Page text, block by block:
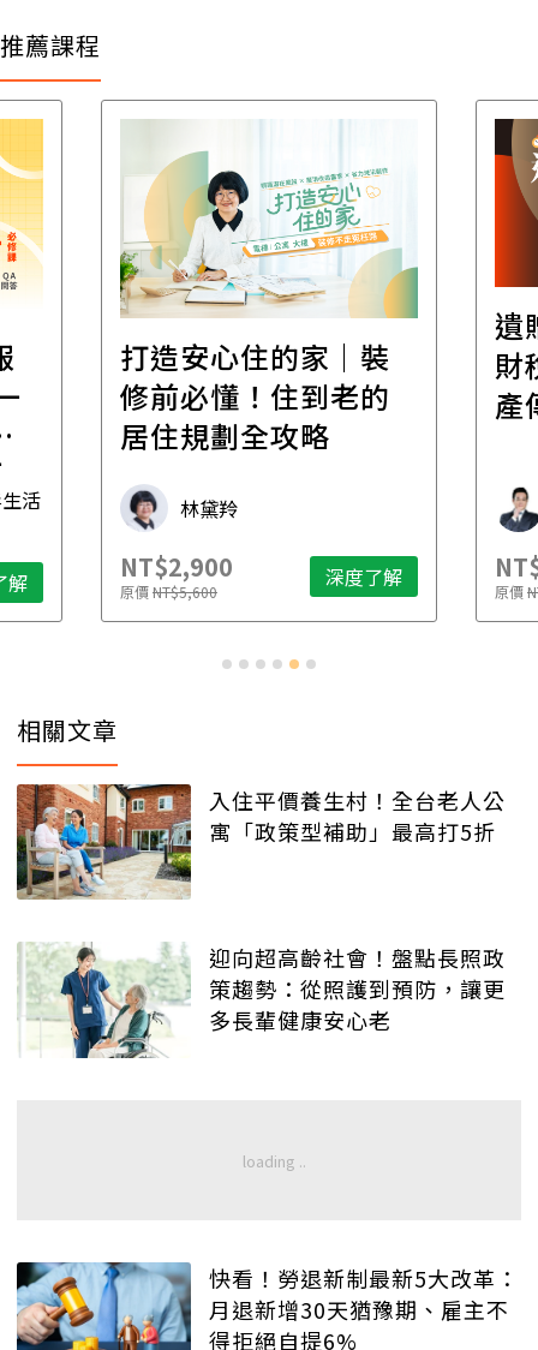
推薦課程
活
解
打造安心住的家｜裝
修前必懂！住到老的
居住規劃全攻略
林黛羚
NT$2,900
原價NT$5,600 深度了解
遺
財
產
原價
相關文章
入住平價養生村！全台老人公
寓「政策型補助」最高打5折
迎向超高齡社會！盤點長照政
策趨勢：從照護到預防，讓更
多長輩健康安心老
快看！勞退新制最新5大改革：
月退新增30天猶豫期、雇主不
得拒絕自提6%